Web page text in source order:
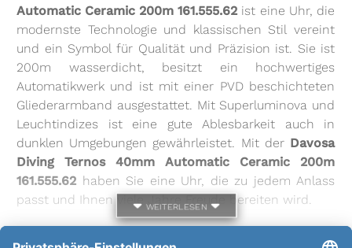
Automatic Ceramic 200m 161.555.62 ist eine Uhr, die
modernste Technologie und klassischen Stil vereint
und ein Symbol für Qualität und Präzision ist. Sie ist
200m wasserdicht, besitzt ein hochwertiges
Automatikwerk und ist mit einer PVD beschichteten
Gliederarmband ausgestattet. Mit Superluminova und
Leuchtindizes ist eine gute Ablesbarkeit auch in
dunklen Umgebungen gewährleistet. Mit der Davosa
Diving Ternos 40mm Automatic Ceramic 200m
161.555.62 haben Sie eine Uhr, die zu jedem Anlass
passt und Ihnen viele Jahre Freude bereiten wird.
weiterlesen